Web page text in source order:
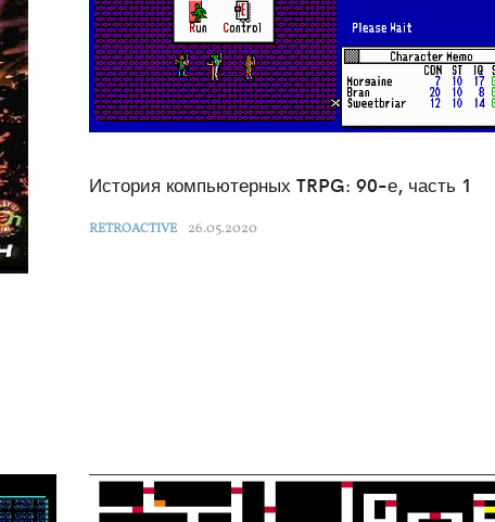
История компьютерных TRPG: 90-е, часть 1
RETROACTIVE 26.05.2020